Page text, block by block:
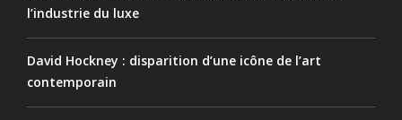
l’industrie du luxe
David Hockney : disparition d’une icône de l’art
contemporain